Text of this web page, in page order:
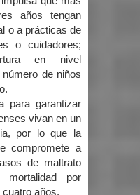
años tengan
o a prácticas de
o cuidadores;
en nivel
de niños
para garantizar
vivan en un
por lo que la
compromete a
de maltrato
por
años.